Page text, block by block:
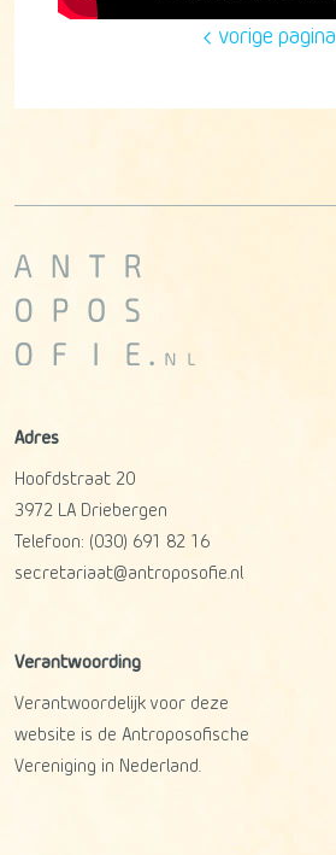
vorige pagina
Adres
Hoofdstraat 20
3972 LA
Driebergen
Telefoon: (030) 691 82 16
secretariaat@antroposofie.nl
Verantwoording
Verantwoordelijk voor deze
website is de Antroposofische
Vereniging in Nederland.